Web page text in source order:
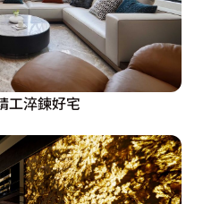
工淬鍊好宅